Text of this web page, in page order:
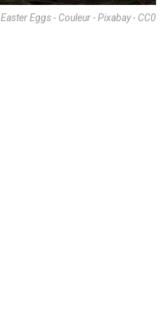
Easter Eggs - Couleur - Pixabay - CC0